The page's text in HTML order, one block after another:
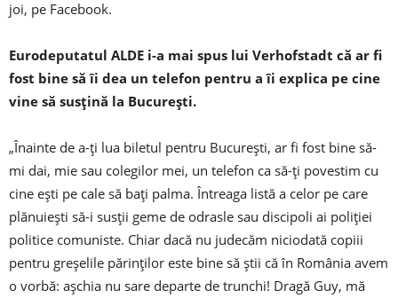
joi, pe Facebook.
Eurodeputatul ALDE i-a mai spus lui Verhofstadt că ar fi
fost bine să îi dea un telefon pentru a îi explica pe cine
vine să susţină la Bucureşti.
„Înainte de a-ţi lua biletul pentru Bucureşti, ar fi fost bine să-
mi dai, mie sau colegilor mei, un telefon ca să-ţi povestim cu
cine eşti pe cale să baţi palma. Întreaga listă a celor pe care
plănuieşti să-i susţii geme de odrasle sau discipoli ai poliţiei
politice comuniste. Chiar dacă nu judecăm niciodată copiii
pentru greşelile părinţilor este bine să ştii că în România avem
o vorbă: aşchia nu sare departe de trunchi! Dragă Guy, mă